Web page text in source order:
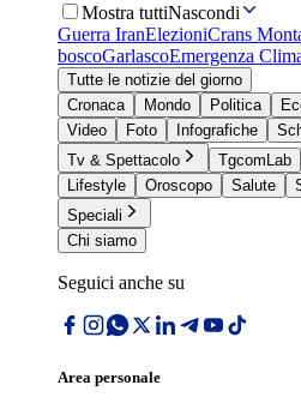
Mostra tuttiNascondi
Guerra IranElezioniCrans
boscoGarlascoEmergenza
Tutte le notizie del giorno
Cronaca
Mondo Politica
Video
Foto Infografiche
Tv & Spettacolo
TgcomLab
Lifestyle
Oroscopo Salute
Speciali
Chi siamo
Seguici anche su
Area personale